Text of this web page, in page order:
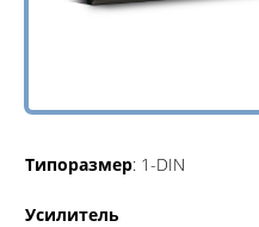
Типоразмер: 1-DIN
Усилитель